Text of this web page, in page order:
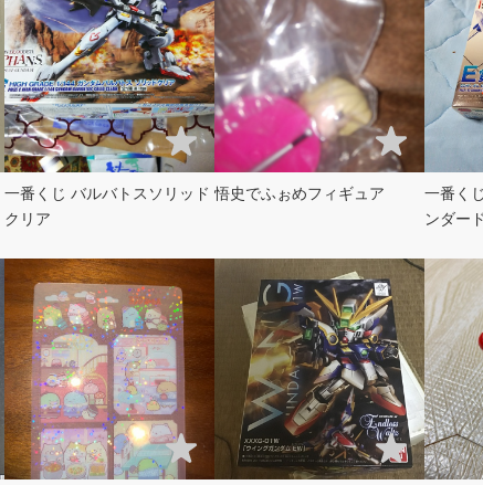
一番くじ バルバトスソリッド
クリア
悟史でふぉめフィギュア
一番く
ンダー